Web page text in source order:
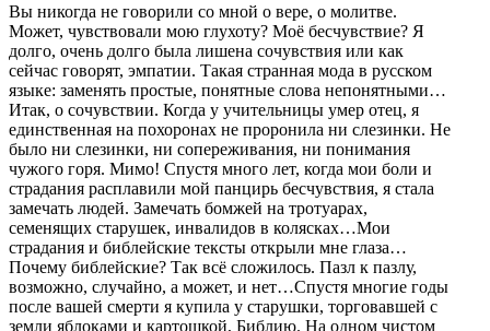
Вы никогда не говорили со мной о вере, о молитве.
Может, чувствовали мою глухоту? Моё бесчувствие? Я
долго, очень долго была лишена сочувствия или как
сейчас говорят, эмпатии. Такая странная мода в русском
языке: заменять простые, понятные слова непонятными…
Итак, о сочувствии. Когда у учительницы умер отец, я
единственная на похоронах не проронила ни слезинки. Не
было ни слезинки, ни сопереживания, ни понимания
чужого горя. Мимо! Спустя много лет, когда мои боли и
страдания расплавили мой панцирь бесчувствия, я стала
замечать людей. Замечать бомжей на тротуарах,
семенящих старушек, инвалидов в колясках…Мои
страдания и библейские тексты открыли мне глаза…
Почему библейские? Так всё сложилось. Пазл к пазлу,
возможно, случайно, а может, и нет…Спустя многие годы
после вашей смерти я купила у старушки, торговавшей с
земли яблоками и картошкой, Библию. На одном чистом